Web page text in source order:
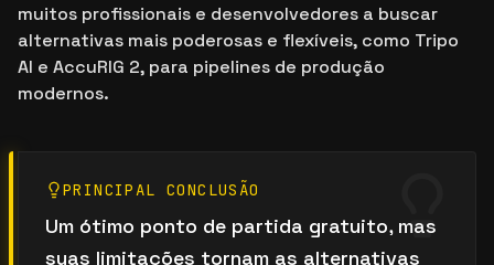
muitos profissionais e desenvolvedores a buscar
alternativas mais poderosas e flexíveis, como Tripo
AI e AccuRIG 2, para pipelines de produção
modernos.
PRINCIPAL CONCLUSÃO
Um ótimo ponto de partida gratuito, mas
suas limitações tornam as alternativas